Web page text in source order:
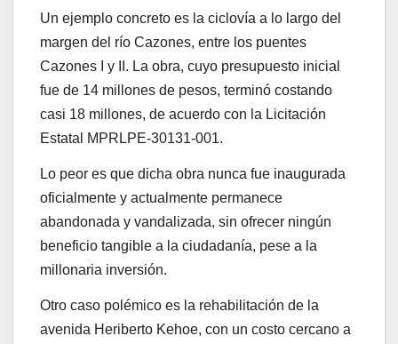
Un ejemplo concreto es la ciclovía a lo largo del
margen del río Cazones, entre los puentes
Cazones I y II. La obra, cuyo presupuesto inicial
fue de 14 millones de pesos, terminó costando
casi 18 millones, de acuerdo con la Licitación
Estatal MPRLPE-30131-001.
Lo peor es que dicha obra nunca fue inaugurada
oficialmente y actualmente permanece
abandonada y vandalizada, sin ofrecer ningún
beneficio tangible a la ciudadanía, pese a la
millonaria inversión.
Otro caso polémico es la rehabilitación de la
avenida Heriberto Kehoe, con un costo cercano a